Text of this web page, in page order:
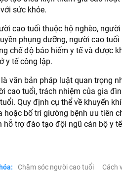
sức khỏe.
cao tuổi thuộc hộ nghèo,
phụng dưỡng, người cao
chế độ bảo hiểm y tế và được
y tế công lập.
văn bản pháp luật quan trọng
cao tuổi, trách nhiệm của gia
Quy định cụ thể về khuyến
hoặc bố trí giường bệnh ưu tiên
hỗ trợ đào tạo đội ngũ cán bộ y
Chăm sóc người cao tuổi Cách